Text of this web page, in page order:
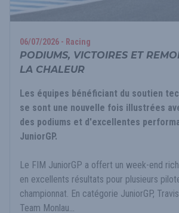
06/07/2026 - Racing
PODIUMS, VICTOIRES ET
LA CHALEUR
Les équipes bénéficiant du soutien
se sont une nouvelle fois illustrées
des podiums et d'excellentes
JuniorGP.
Le FIM JuniorGP a offert un week-end
en excellents résultats pour plusieurs
championnat. En catégorie JuniorGP,
Team Monlau...